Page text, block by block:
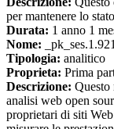
per mantenere lo
Durata: 1 anno 1
Nome:
Tipologia: analitico
Proprieta: Prima
Descrizione: Questo
analisi web open
proprietari di siti